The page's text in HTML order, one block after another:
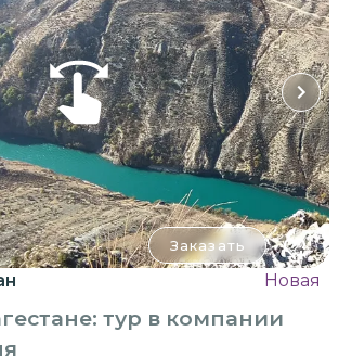
Заказать
Новая
тур в компании